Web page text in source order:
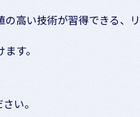
高い技術が習得できる、
す。
い。